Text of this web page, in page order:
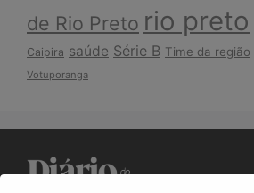
de Rio Preto rio preto
Caipira saúde Série B Time da região
Votuporanga